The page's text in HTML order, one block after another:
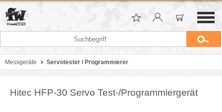
Messgeräte Servotester / Programmierer
Hitec HFP-30 Servo Test-/Programmiergerät